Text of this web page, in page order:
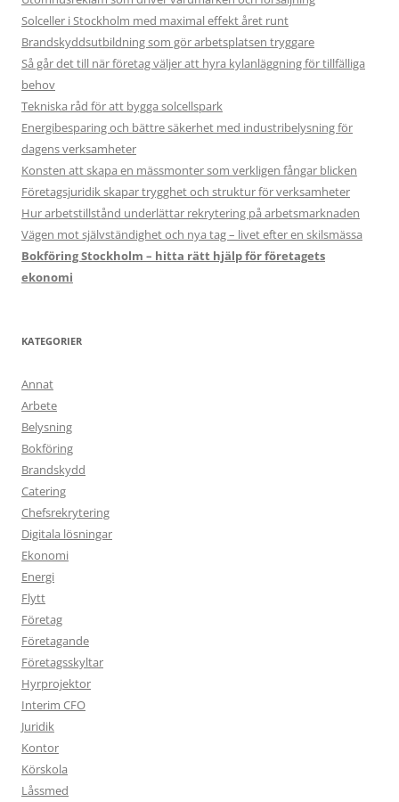
Solceller i Stockholm med maximal effekt året runt
Brandskyddsutbildning som gör arbetsplatsen tryggare
Så går det till när företag väljer att hyra kylanläggning för tillfälliga
behov
Tekniska råd för att bygga solcellspark
Energibesparing och bättre säkerhet med industribelysning för
dagens verksamheter
Konsten att skapa en mässmonter som verkligen fångar blicken
Företagsjuridik skapar trygghet och struktur för verksamheter
Hur arbetstillstånd underlättar rekrytering på arbetsmarknaden
Vägen mot självständighet och nya tag – livet efter en skilsmässa
Bokföring Stockholm – hitta rätt hjälp för företagets
ekonomi
KATEGORIER
Annat
Arbete
Belysning
Bokföring
Brandskydd
Catering
Chefsrekrytering
Digitala lösningar
Ekonomi
Energi
Flytt
Företag
Företagande
Företagsskyltar
Hyrprojektor
Interim CFO
Juridik
Kontor
Körskola
Låssmed